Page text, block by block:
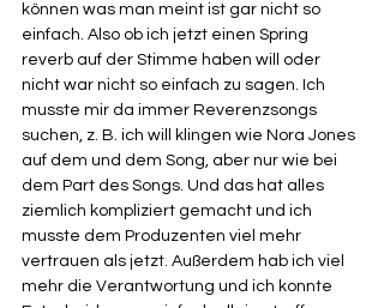
können was man meint ist gar nicht so
einfach. Also ob ich jetzt einen Spring
reverb auf der Stimme haben will oder
nicht war nicht so einfach zu sagen. Ich
musste mir da immer Reverenzsongs
suchen, z. B. ich will klingen wie Nora Jones
auf dem und dem Song, aber nur wie bei
dem Part des Songs. Und das hat alles
ziemlich kompliziert gemacht und ich
musste dem Produzenten viel mehr
vertrauen als jetzt. Außerdem hab ich viel
mehr die Verantwortung und ich konnte